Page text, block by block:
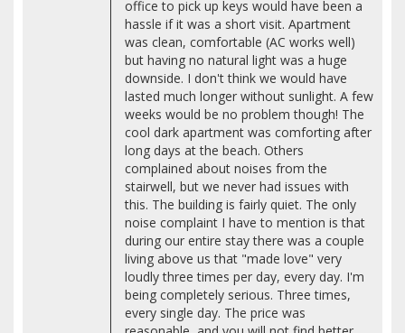
office to pick up keys would have been a
hassle if it was a short visit. Apartment
was clean, comfortable (AC works well)
but having no natural light was a huge
downside. I don't think we would have
lasted much longer without sunlight. A few
weeks would be no problem though! The
cool dark apartment was comforting after
long days at the beach. Others
complained about noises from the
stairwell, but we never had issues with
this. The building is fairly quiet. The only
noise complaint I have to mention is that
during our entire stay there was a couple
living above us that "made love" very
loudly three times per day, every day. I'm
being completely serious. Three times,
every single day. The price was